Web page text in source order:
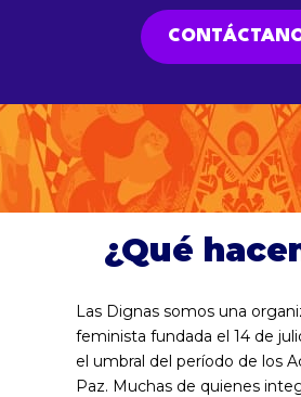
¿Qué
Las Dignas somos una
feminista fundada el 14 de
el umbral del período de los
Paz. Muchas de quienes